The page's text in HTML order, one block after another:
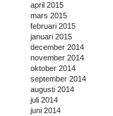
april 2015
mars 2015
februari 2015
januari 2015
december 2014
november 2014
oktober 2014
september 2014
augusti 2014
juli 2014
juni 2014